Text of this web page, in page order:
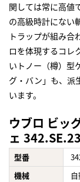
関しては常に高値
の高級時計にない
トラップが組み合
ロを体現するコレ
いトノー（樽）型
グ・バン」も、派
います。
ウブロ ビッ
ェ
型番
機械